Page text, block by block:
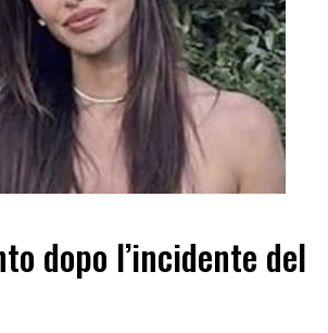
dopo l’incidente del